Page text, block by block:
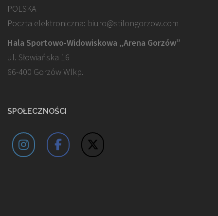
POLSKA
Poczta elektroniczna: biuro@stilongorzow.com
Hala Sportowo-Widowiskowa „Arena Gorzów”
ul. Słowiańska 16
66-400 Gorzów Wlkp.
SPOŁECZNOŚCI